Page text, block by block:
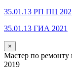
35.01.13 РП ПЦ
35.01.13 ГИА 2021
×
Мастер по
2019